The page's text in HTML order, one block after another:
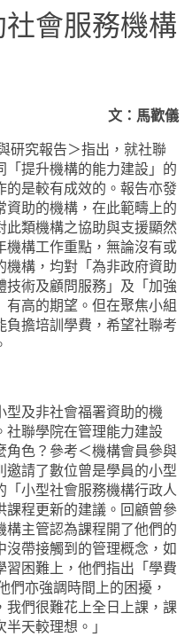
會服務機構
文：馬歡儀
研究報告＞指出 ，就社聯
「提升機構的能力建設 」 的
的是較有成效的。報告亦發
助的機構，在此範疇上的
此類機構之協助與支援顯然
機構工作重點，無論沒有或
機構，均對 「為非政府資助
術及顧問服務」及「加強
有高的期望。但在聚焦小組
負擔培訓學費，希望社聯考
型及非社會福署資助的機
聯學院在管理能力建設
角色？參考＜機構會員參與
邀請了數位曾是學員的小型
「小型社會服務機構行政人
課程更新的建議。回顧曾參
構主管認為課程開了他們的
帶接觸到的管理概念，如
困難上，他們指出「學費
們亦強調時間上的困擾，
我們很難花上全日上課，課
天較理想。」